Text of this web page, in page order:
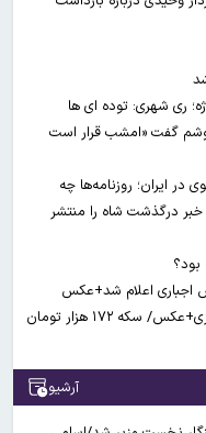
ری شهری: توده ای ها
گفت «امشب قرار است
در ایران؛ روزنامه‌ها چه
خبر درگذشت شاه را منتشر
قیمت سکه و طلا ۲۰سال پیش در چنین روزی+عکس/ سکه ۱۷۲ هزار تومان
آرشیو